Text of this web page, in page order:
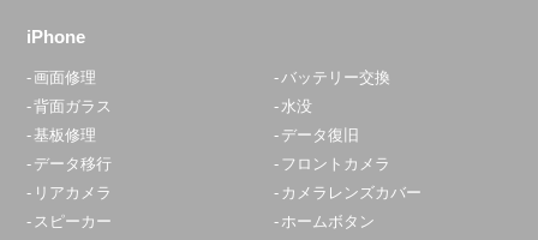
iPhone
画面修理
バッテリー交換
背面ガラス
水没
基板修理
データ復旧
データ移行
フロントカメラ
リアカメラ
カメラレンズカバー
スピーカー
ホームボタン